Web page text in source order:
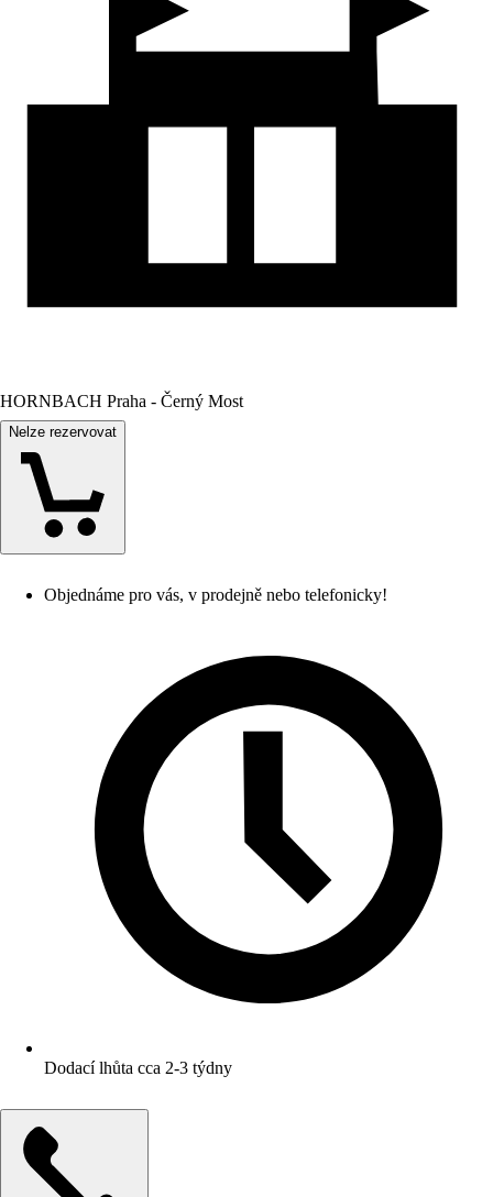
HORNBACH Praha - Černý Most
Nelze rezervovat
Objednáme pro vás, v prodejně nebo telefonicky!
Dodací lhůta cca 2-3 týdny